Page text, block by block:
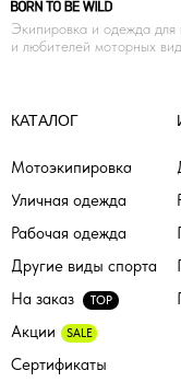
КАТАЛОГ
Мотоэкипировка
Уличная одежда
Рабочая одежда
На заказ TOP
Акции SALE
Экипировка и одежда для
и любителей моторных
Сертификаты
Другие виды спорта